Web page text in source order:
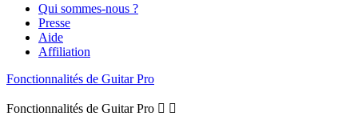
Qui sommes-nous ?
Presse
Aide
Affiliation
Fonctionnalités de Guitar Pro
Fonctionnalités de Guitar Pro  